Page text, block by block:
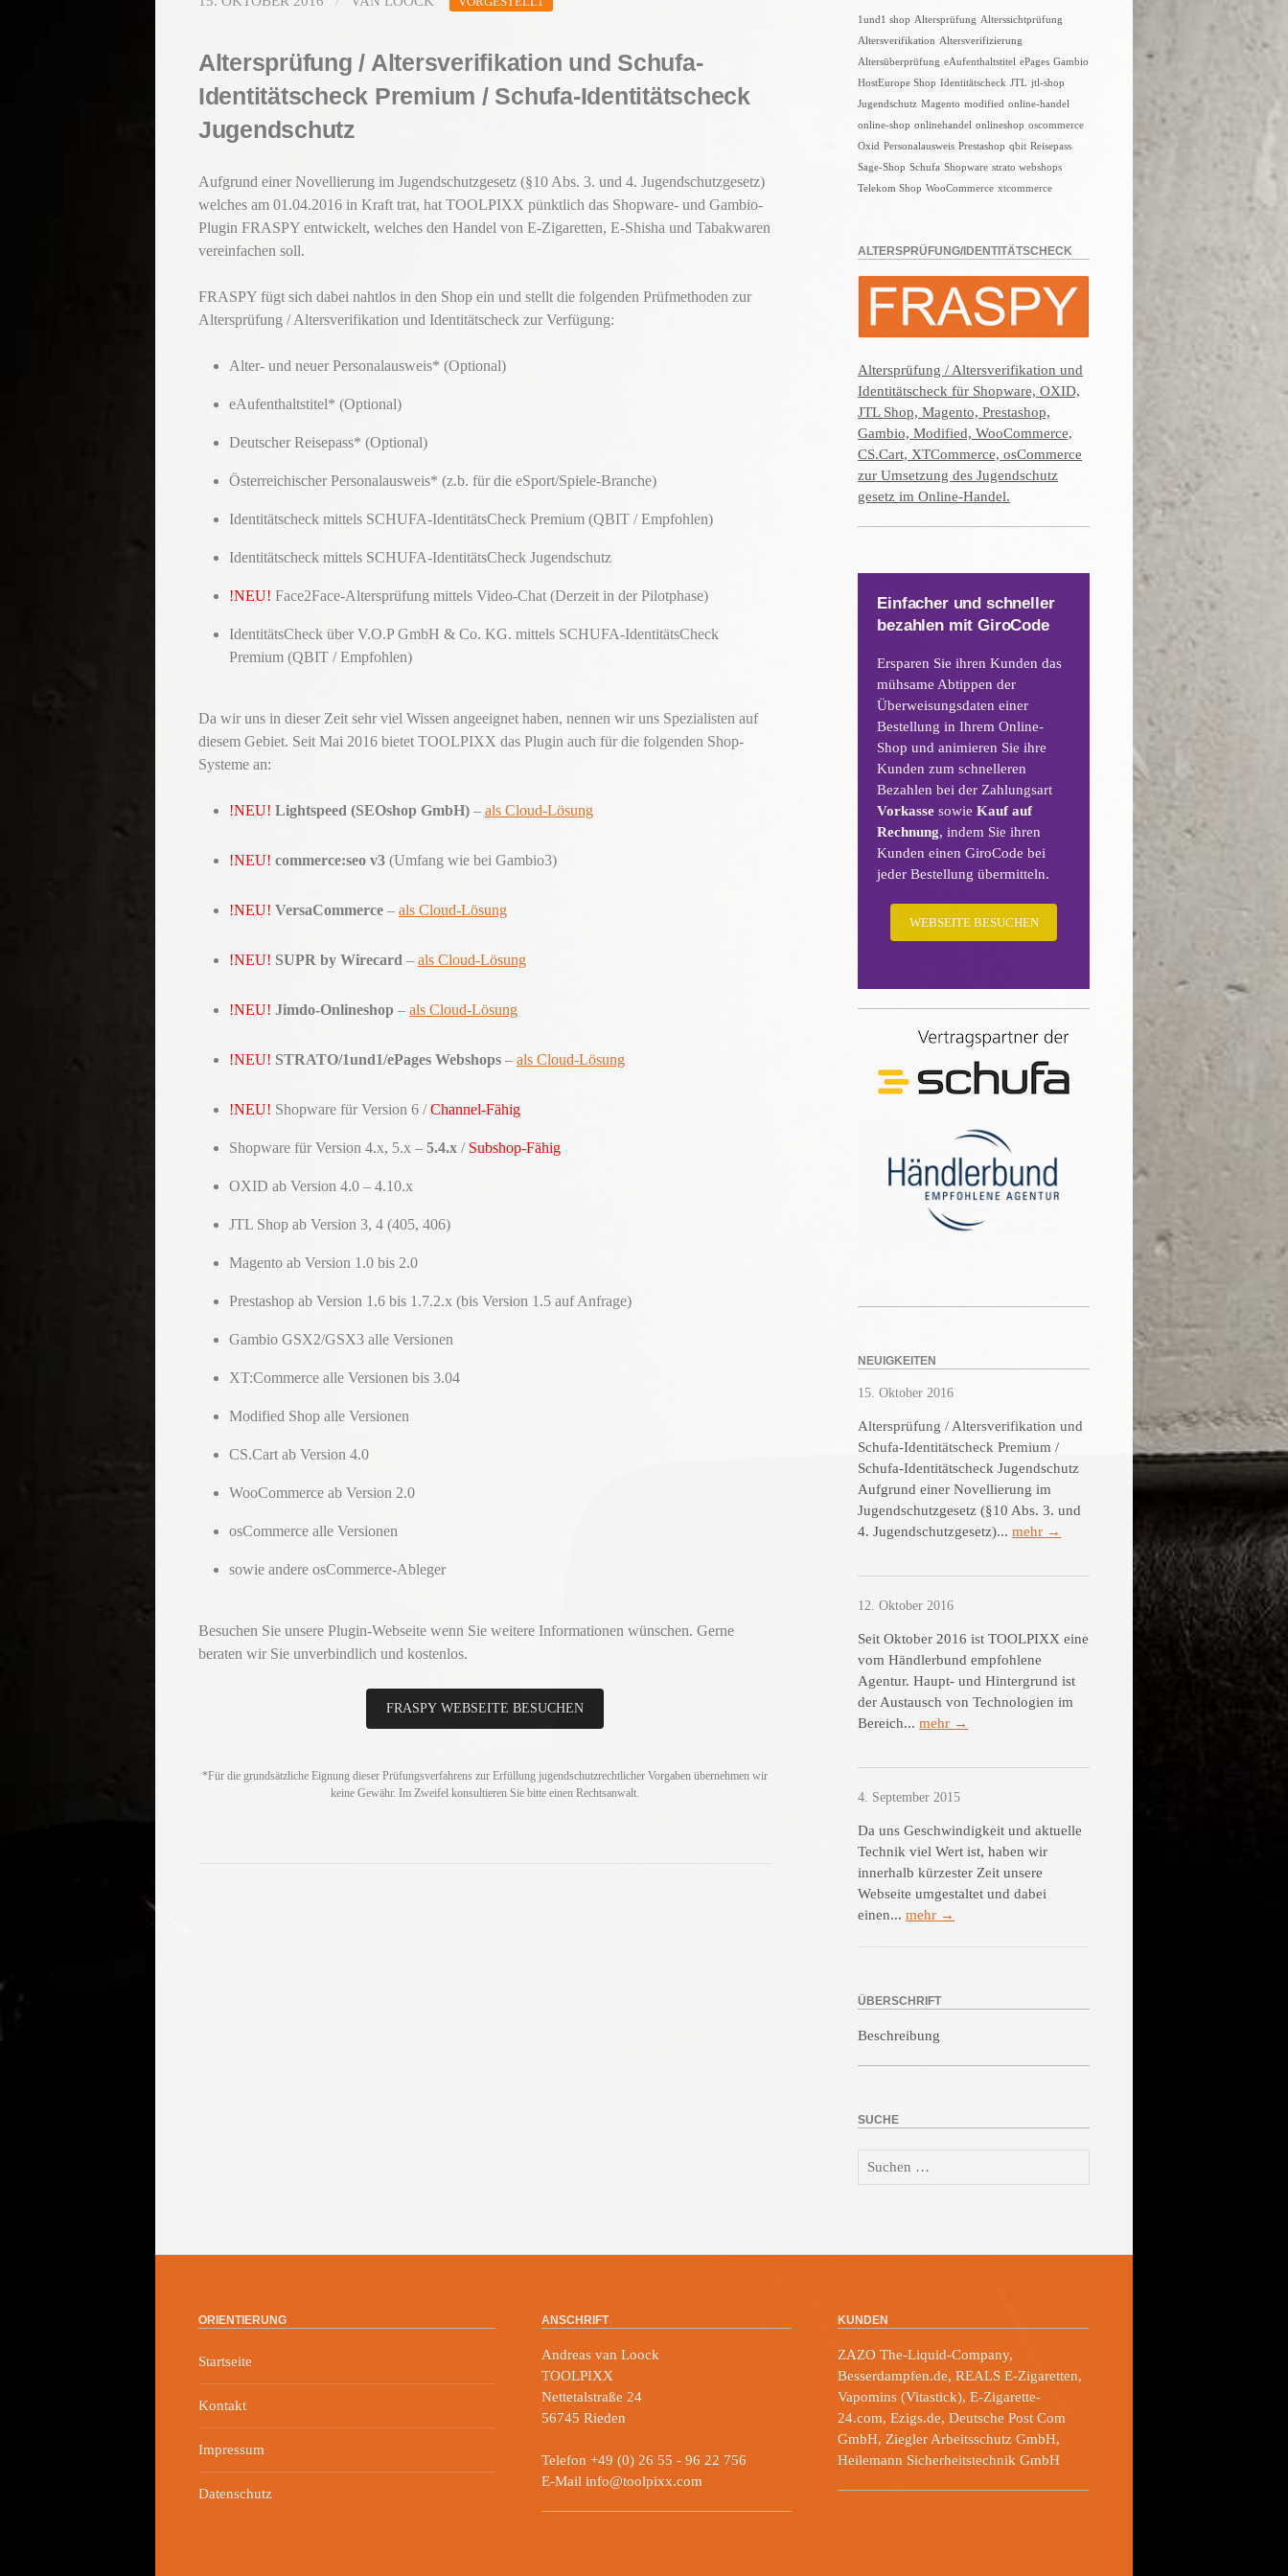
Altersprüfung / Altersverifikation und Schufa-
Identitätscheck Premium / Schufa-Identitätscheck
Jugendschutz
Aufgrund einer Novellierung im Jugendschutzgesetz (§10 Abs. 3. und 4. Jugendschutzgesetz)
welches am 01.04.2016 in Kraft trat, hat TOOLPIXX pünktlich das Shopware- und Gambio-
Plugin FRASPY entwickelt, welches den Handel von E-Zigaretten, E-Shisha und Tabakwaren
vereinfachen soll.
FRASPY fügt sich dabei nahtlos in den Shop ein und stellt die folgenden Prüfmethoden zur
Altersprüfung / Altersverifikation und Identitätscheck zur Verfügung:
Alter- und neuer Personalausweis* (Optional)
eAufenthaltstitel* (Optional)
Deutscher Reisepass* (Optional)
Österreichischer Personalausweis* (z.b. für die eSport/Spiele-Branche)
Identitätscheck mittels SCHUFA-IdentitätsCheck Premium (QBIT / Empfohlen)
Identitätscheck mittels SCHUFA-IdentitätsCheck Jugendschutz
!NEU! Face2Face-Altersprüfung mittels Video-Chat (Derzeit in der Pilotphase)
IdentitätsCheck über V.O.P GmbH & Co. KG. mittels SCHUFA-IdentitätsCheck
Premium (QBIT / Empfohlen)
Da wir uns in dieser Zeit sehr viel Wissen angeeignet haben, nennen wir uns Spezialisten auf
diesem Gebiet. Seit Mai 2016 bietet TOOLPIXX das Plugin auch für die folgenden Shop-
Systeme an:
!NEU! Lightspeed (SEOshop GmbH) – als Cloud-Lösung
!NEU! commerce:seo v3 (Umfang wie bei Gambio3)
!NEU! VersaCommerce – als Cloud-Lösung
!NEU! SUPR by Wirecard – als Cloud-Lösung
!NEU! Jimdo-Onlineshop – als Cloud-Lösung
!NEU! STRATO/1und1/ePages Webshops – als Cloud-Lösung
!NEU! Shopware für Version 6 /Channel-Fähig
Shopware für Version 4.x, 5.x – 5.4.x / Subshop-Fähig
OXID ab Version 4.0 – 4.10.x
JTL Shop ab Version 3, 4 (405, 406)
Magento ab Version 1.0 bis 2.0
Prestashop ab Version 1.6 bis 1.7.2.x (bis Version 1.5 auf Anfrage)
Gambio GSX2/GSX3 alle Versionen
XT:Commerce alle Versionen bis 3.04
Modified Shop alle Versionen
CS.Cart ab Version 4.0
WooCommerce ab Version 2.0
osCommerce alle Versionen
sowie andere osCommerce-Ableger
Besuchen Sie unsere Plugin-Webseite wenn Sie weitere Informationen wünschen. Gerne
beraten wir Sie unverbindlich und kostenlos.
FRASPY WEBSEITE BESUCHEN
*Für die grundsätzliche Eignung dieser Prüfungsverfahrens zur Erfüllung jugendschutzrechtlicher Vorgaben übernehmen wir
keine Gewähr. Im Zweifel konsultieren Sie bitte einen Rechtsanwalt.
1und1 shop Altersprüfung Alterssichtprüfung
Altersverifikation Altersverifizierung
Altersüberprüfung eAufenthaltstitel ePages Gambio
HostEurope Shop Identitätscheck JTL jtl-shop
Jugendschutz Magento modified online-handel
online-shop onlinehandel onlineshop oscommerce
Oxid Personalausweis Prestashop qbit Reisepass
Sage-Shop Schufa Shopware strato webshops
Telekom Shop WooCommerce xtcommerce
ALTERSPRÜFUNG/IDENTITÄTSCHECK
Altersprüfung / Altersverifikation und
Identitätscheck für Shopware, OXID,
JTL Shop, Magento, Prestashop,
Gambio, Modified, WooCommerce,
CS.Cart, XTCommerce, osCommerce
zur Umsetzung des Jugendschutz
gesetz im Online-Handel.
Einfacher und schneller
bezahlen mit GiroCode
Ersparen Sie ihren Kunden das
mühsame Abtippen der
Überweisungsdaten einer
Bestellung in Ihrem Online-
Shop und animieren Sie ihre
Kunden zum schnelleren
Bezahlen bei der Zahlungsart
Vorkasse sowieKauf auf
Rechnung, indem Sie ihren
Kunden einen GiroCode bei
jeder Bestellung übermitteln.
WEBSEITE BESUCHEN
NEUIGKEITEN
15. Oktober 2016
Altersprüfung / Altersverifikation und
Schufa-Identitätscheck Premium /
Schufa-Identitätscheck Jugendschutz
Aufgrund einer Novellierung im
Jugendschutzgesetz (§10 Abs. 3. und
4. Jugendschutzgesetz)...mehr →
12. Oktober 2016
Seit Oktober 2016 ist TOOLPIXX eine
vom Händlerbund empfohlene
Agentur. Haupt- und Hintergrund ist
der Austausch von Technologien im
Bereich...mehr →
4. September 2015
Da uns Geschwindigkeit und aktuelle
Technik viel Wert ist, haben wir
innerhalb kürzester Zeit unsere
Webseite umgestaltet und dabei
einen...mehr →
ÜBERSCHRIFT
Beschreibung
SUCHE
Suchen
nach:
ORIENTIERUNG
Startseite
Kontakt
Impressum
Datenschutz
ANSCHRIFT
Andreas van Loock
TOOLPIXX
Nettetalstraße 24
56745 Rieden
Telefon +49 (0) 26 55 - 96 22 756
E-Mail info@toolpixx.com
KUNDEN
ZAZO The-Liquid-Company,
Besserdampfen.de, REALS E-Zigaretten,
Vapomins (Vitastick), E-Zigarette-
24.com, Ezigs.de, Deutsche Post Com
GmbH, Ziegler Arbeitsschutz GmbH,
Heilemann Sicherheitstechnik GmbH